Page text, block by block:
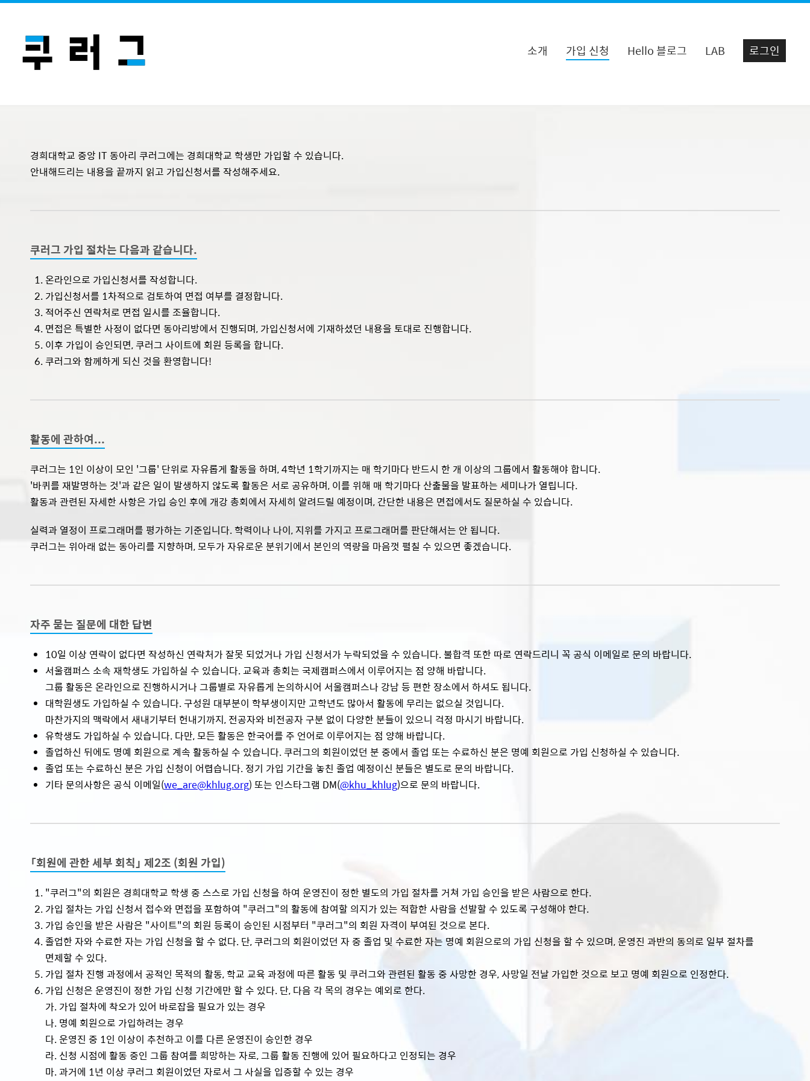
소개 가입 신청 Hello 블로그 LAB 로그인
경희대학교 중앙 IT 동아리 쿠러그에는 경희대학교 학생만 가입할 수 있습니다.
안내해드리는 내용을 끝까지 읽고 가입신청서를 작성해주세요.
쿠러그 가입 절차는 다음과 같습니다.
온라인으로 가입신청서를 작성합니다.
가입신청서를 1차적으로 검토하여 면접 여부를 결정합니다.
적어주신 연락처로 면접 일시를 조율합니다.
면접은 특별한 사정이 없다면 동아리방에서 진행되며, 가입신청서에 기재하셨던 내용을 토대로 진행합니다.
이후 가입이 승인되면, 쿠러그 사이트에 회원 등록을 합니다.
쿠러그와 함께하게 되신 것을 환영합니다!
활동에 관하여...
쿠러그는 1인 이상이 모인 '그룹' 단위로 자유롭게 활동을 하며, 4학년 1학기까지는 매 학기마다 반드시 한 개 이상의 그룹에서 활동해야 합니다.
'바퀴를 재발명하는 것'과 같은 일이 발생하지 않도록 활동은 서로 공유하며, 이를 위해 매 학기마다 산출물을 발표하는 세미나가 열립니다.
활동과 관련된 자세한 사항은 가입 승인 후에 개강 총회에서 자세히 알려드릴 예정이며, 간단한 내용은 면접에서도 질문하실 수 있습니다.
실력과 열정이 프로그래머를 평가하는 기준입니다. 학력이나 나이, 지위를 가지고 프로그래머를 판단해서는 안 됩니다.
쿠러그는 위아래 없는 동아리를 지향하며, 모두가 자유로운 분위기에서 본인의 역량을 마음껏 펼칠 수 있으면 좋겠습니다.
자주 묻는 질문에 대한 답변
10일 이상 연락이 없다면 작성하신 연락처가 잘못 되었거나 가입 신청서가 누락되었을 수 있습니다. 불합격 또한 따로 연락드리니 꼭 공식 이메일로 문의 바랍니다.
서울캠퍼스 소속 재학생도 가입하실 수 있습니다. 교육과 총회는 국제캠퍼스에서 이루어지는 점 양해 바랍니다.
그룹 활동은 온라인으로 진행하시거나 그룹별로 자유롭게 논의하시어 서울캠퍼스나 강남 등 편한 장소에서 하셔도 됩니다.
대학원생도 가입하실 수 있습니다. 구성원 대부분이 학부생이지만 고학년도 많아서 활동에 무리는 없으실 것입니다.
마찬가지의 맥락에서 새내기부터 헌내기까지, 전공자와 비전공자 구분 없이 다양한 분들이 있으니 걱정 마시기 바랍니다.
유학생도 가입하실 수 있습니다. 다만, 모든 활동은 한국어를 주 언어로 이루어지는 점 양해 바랍니다.
졸업하신 뒤에도 명예 회원으로 계속 활동하실 수 있습니다. 쿠러그의 회원이었던 분 중에서 졸업 또는 수료하신 분은 명예 회원으로 가입 신청하실 수 있습니다.
졸업 또는 수료하신 분은 가입 신청이 어렵습니다. 정기 가입 기간을 놓친 졸업 예정이신 분들은 별도로 문의 바랍니다.
기타 문의사항은 공식 이메일(we_are@khlug.org) 또는 인스타그램 DM(@khu_khlug)으로 문의 바랍니다.
「회원에 관한 세부 회칙」 제2조 (회원 가입)
"쿠러그"의 회원은 경희대학교 학생 중 스스로 가입 신청을 하여 운영진이 정한 별도의 가입 절차를 거쳐 가입 승인을 받은 사람으로 한다.
가입 절차는 가입 신청서 접수와 면접을 포함하여 "쿠러그"의 활동에 참여할 의지가 있는 적합한 사람을 선발할 수 있도록 구성해야 한다.
가입 승인을 받은 사람은 "사이트"의 회원 등록이 승인된 시점부터 "쿠러그"의 회원 자격이 부여된 것으로 본다.
졸업한 자와 수료한 자는 가입 신청을 할 수 없다. 단, 쿠러그의 회원이었던 자 중 졸업 및 수료한 자는 명예 회원으로의 가입 신청을 할 수 있으며, 운영진 과반의 동의로 일부 절차를
면제할 수 있다.
가입 절차 진행 과정에서 공적인 목적의 활동, 학교 교육 과정에 따른 활동 및 쿠러그와 관련된 활동 중 사망한 경우, 사망일 전날 가입한 것으로 보고 명예 회원으로 인정한다.
가입 신청은 운영진이 정한 가입 신청 기간에만 할 수 있다. 단, 다음 각 목의 경우는 예외로 한다.
가. 가입 절차에 착오가 있어 바로잡을 필요가 있는 경우
나. 명예 회원으로 가입하려는 경우
다. 운영진 중 1인 이상이 추천하고 이를 다른 운영진이 승인한 경우
라. 신청 시점에 활동 중인 그룹 참여를 희망하는 자로, 그룹 활동 진행에 있어 필요하다고 인정되는 경우
마. 과거에 1년 이상 쿠러그 회원이었던 자로서 그 사실을 입증할 수 있는 경우